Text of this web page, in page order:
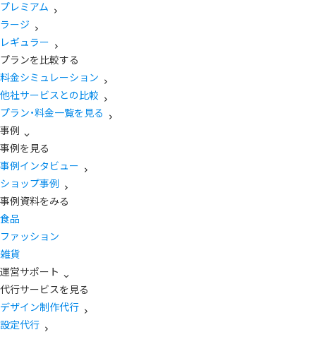
プレミアム
ラージ
レギュラー
プランを比較する
料金シミュレーション
他社サービスとの比較
プラン・料金一覧を見る
事例
事例を見る
事例インタビュー
ショップ事例
事例資料をみる
食品
ファッション
雑貨
運営サポート
代行サービスを見る
デザイン制作代行
設定代行